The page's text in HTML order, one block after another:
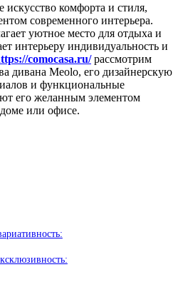
искусство комфорта и стиля,
современного интерьера.
уютное место для отдыха и
интерьеру индивидуальность и
comocasa.ru/рассмотрим
дивана Meolo, его дизайнерскую
и функциональные
его желанным элементом
или офисе.